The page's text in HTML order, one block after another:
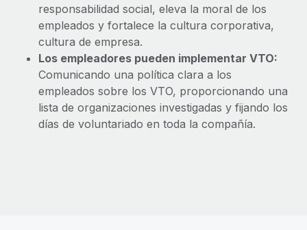
responsabilidad social, eleva la moral de los
empleados y fortalece la cultura corporativa,
cultura de empresa.
Los empleadores pueden implementar VTO:
Comunicando una política clara a los
empleados sobre los VTO, proporcionando una
lista de organizaciones investigadas y fijando los
días de voluntariado en toda la compañía.